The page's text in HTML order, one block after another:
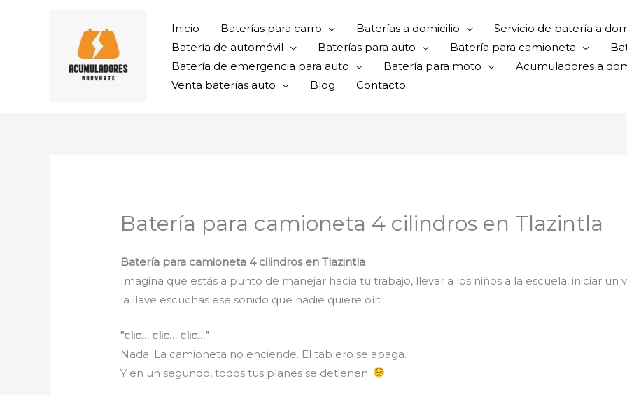
Inicio Baterías para carro Baterías a domicilio
Servicio de batería a
Batería de automóvil
Baterías para auto Batería para camioneta
Batería de emergencia para auto
Batería para moto
Acumuladores a
Venta baterías auto
Blog Contacto
Batería para camioneta 4 cilindros en Tlazintla
Batería para camioneta 4 cilindros en Tlazintla
Imagina que estás a punto de manejar hacia tu trabajo, llevar a los niños a la escuela, iniciar
la llave escuchas ese sonido que nadie quiere oír:
“clic… clic… clic…”
Nada. La camioneta no enciende. El tablero se apaga.
Y en un segundo, todos tus planes se detienen.